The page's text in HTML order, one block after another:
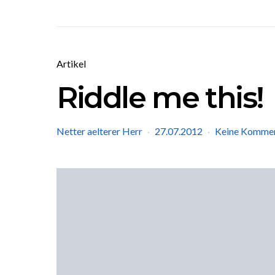
Artikel
Riddle me this!
Netter aelterer Herr 27.07.2012 Keine